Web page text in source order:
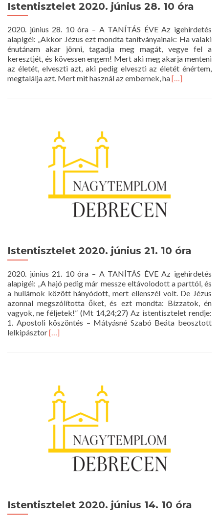
Istentisztelet 2020. június 28. 10 óra
2020. június 28. 10 óra – A TANÍTÁS ÉVE Az igehirdetés
alapigéi: „Akkor Jézus ezt mondta tanítványainak: Ha valaki
énutánam akar jönni, tagadja meg magát, vegye fel a
keresztjét, és kövessen engem! Mert aki meg akarja menteni
az életét, elveszti azt, aki pedig elveszti az életét énértem,
megtalálja azt. Mert mit használ az embernek, haRead
[…]
Istentisztelet 2020. június 21. 10 óra
2020. június 21. 10 óra – A TANÍTÁS ÉVE Az igehirdetés
alapigéi: „A hajó pedig már messze eltávolodott a parttól, és
a hullámok között hányódott, mert ellenszél volt. De Jézus
azonnal megszólította őket, és ezt mondta: Bízzatok, én
vagyok, ne féljetek!” (Mt 14,24;27) Az istentisztelet rendje:
1. Apostoli köszöntés – Mátyásné Szabó Beáta beosztott
lelkipásztorRead
21.
10
[…]
Istentisztelet 2020. június 14. 10 óra